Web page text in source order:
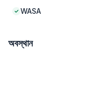
WASA
অবস্থান